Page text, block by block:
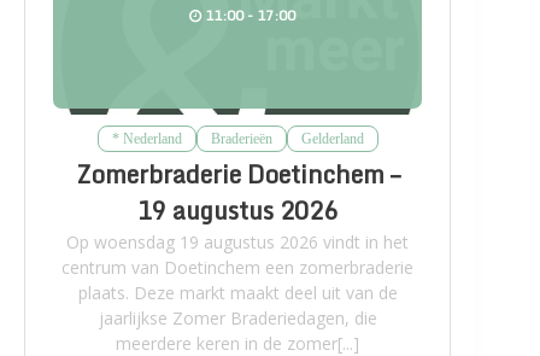
11:00 - 17:00
* Nederland Braderieën Gelderland
Zomerbraderie Doetinchem –
19 augustus 2026
Op woensdag 19 augustus 2026 vindt in het
centrum van Doetinchem een zomerbraderie
plaats. Deze markt maakt deel uit van de
jaarlijkse Zomer Braderiedagen, die
meerdere keren in de zomer[...]